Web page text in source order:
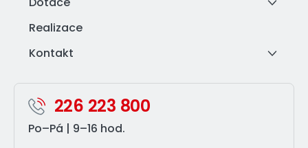
Realizace
Kontakt
226 223 800
Po–⁠Pá | 9–⁠16 hod.